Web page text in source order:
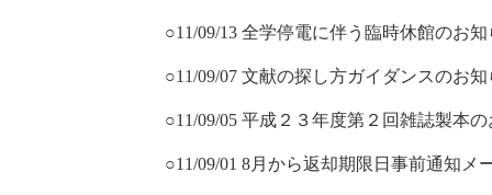
○11/09/13 全学停電に伴う臨時休館のお
○11/09/07 文献の探し方ガイダンスのお
○11/09/05 平成２３年度第２回雑誌製本
○11/09/01 8月から返却期限日事前通知メ